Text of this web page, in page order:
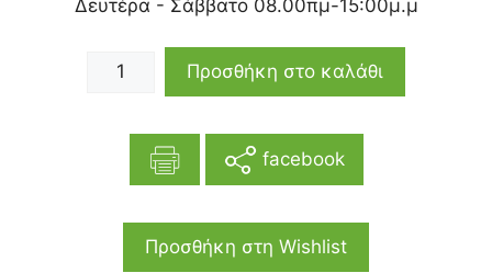
Δευτέρα - Σάββατο 08.00πμ-15:00μ.μ
Προσθήκη στο καλάθι
facebook
Προσθήκη στη Wishlist